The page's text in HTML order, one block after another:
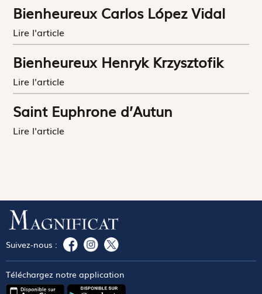
Bienheureux Carlos López Vidal
Lire l'article
Bienheureux Henryk Krzysztofik
Lire l'article
Saint Euphrone d’Autun
Lire l'article
Suivez-nous :
Téléchargez notre application